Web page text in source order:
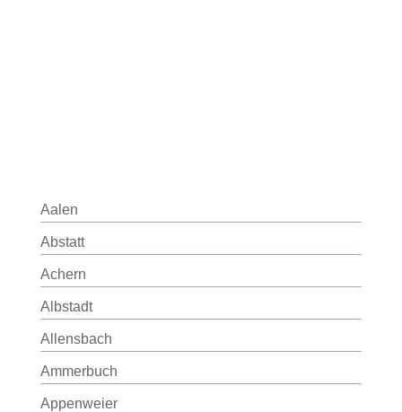
Aalen
Abstatt
Achern
Albstadt
Allensbach
Ammerbuch
Appenweier